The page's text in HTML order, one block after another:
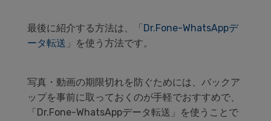
最後に紹介する方法は、「 Dr.Fone-WhatsAppデ
ータ転送 」を使う方法です。
写真・動画の期限切れを防ぐためには、バックア
ップを事前に取っておくのが手軽でおすすめで、
「Dr.Fone-WhatsAppデータ転送」を使うことで